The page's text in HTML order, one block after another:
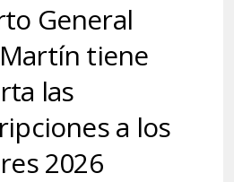
General
tiene
las
a los
2026